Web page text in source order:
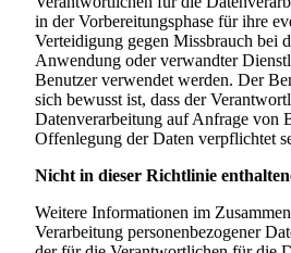
in der Vorbereitungsphase für ihre
Verteidigung gegen Missbrauch bei
Anwendung oder verwandter
Benutzer verwendet werden. Der
sich bewusst ist, dass der
Datenverarbeitung auf Anfrage von
Offenlegung der Daten verpflichtet
Nicht in dieser Richtlinie
Weitere Informationen im
Verarbeitung personenbezogener